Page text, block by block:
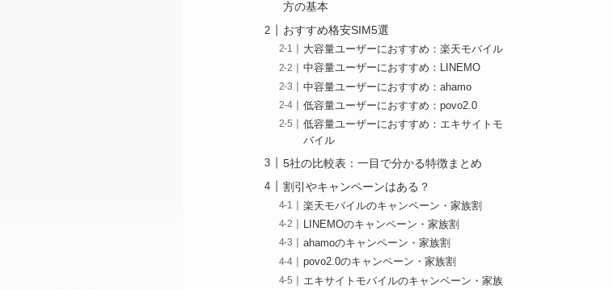
方の基本
おすすめ格安SIM5選
大容量ユーザーにおすすめ：楽天モバイル
中容量ユーザーにおすすめ：LINEMO
中容量ユーザーにおすすめ：ahamo
低容量ユーザーにおすすめ：povo2.0
低容量ユーザーにおすすめ：エキサイトモ
バイル
5社の比較表：一目で分かる特徴まとめ
割引やキャンペーンはある？
楽天モバイルのキャンペーン・家族割
LINEMOのキャンペーン・家族割
ahamoのキャンペーン・家族割
povo2.0のキャンペーン・家族割
エキサイトモバイルのキャンペーン・家族